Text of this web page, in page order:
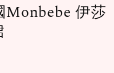
Monbebe 伊莎